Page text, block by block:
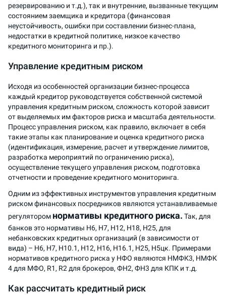
резервированию и т.д.), так и внутренние, вызванные текущим
состоянием заемщика и кредитора (финансовая
неустойчивость, ошибки при составлении бизнес-плана,
недостатки в кредитной политике, низкое качество
кредитного мониторинга и пр.).
Управление кредитным риском
Исходя из особенностей организации бизнес-процесса
каждый кредитор руководствуется собственной системой
управления кредитным риском, сложность которой зависит
от выделяемых им факторов риска и масштаба деятельности.
Процесс управления риском, как правило, включает в себя
такие этапы как планирование и оценка кредитного риска
(идентификация, измерение, расчет и утверждение лимитов,
разработка мероприятий по ограничению риска),
осуществление текущего управления риском, подготовка
отчетности и проведение кредитного мониторинга.
Одним из эффективных инструментов управления кредитным
риском финансовых посредников являются устанавливаемые
регулятором нормативы кредитного риска. Так, для
банков это нормативы Н6, Н7, Н12, Н18, Н25, для
небанковских кредитных организаций (в зависимости от
вида) – Н6, Н7, Н10.1, Н12, Н16, Н16.1, Н25, Н5цк. Примерами
нормативов кредитного риска у НФО являются НМФК3, НМФК
4 для МФО, R1, R2 для брокеров, ФН2, ФН3 для КПК и т.д.
Как рассчитать кредитный риск